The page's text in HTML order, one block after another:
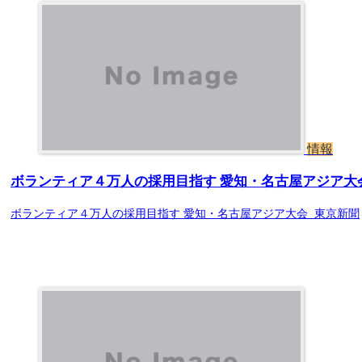
情報
ボランティア４万人の採用目指す 愛知・名古屋アジア大
ボランティア４万人の採用目指す 愛知・名古屋アジア大会 東京新聞